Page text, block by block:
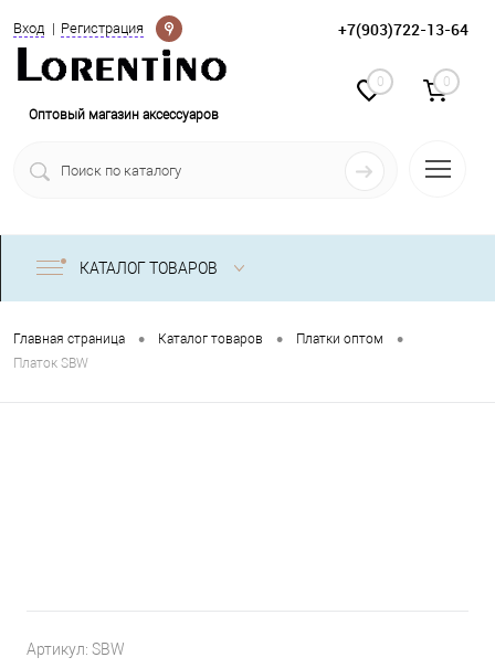
Вход Регистрация
Определение +7(903)722-13-64
0 0
Оптовый магазин аксессуаров
КАТАЛОГ ТОВАРОВ
Главная страница • Каталог товаров • Платки оптом •
Платок SBW
Артикул: SBW